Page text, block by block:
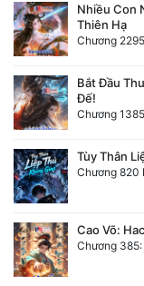
Nhiều Con
Thiên Hạ
Bắt Đầu
Đế!
Tùy Thân
Chương 820
Cao Võ:
Chương 385: